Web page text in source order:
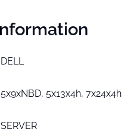
DELL
5x9xNBD, 5x13x4h, 7x24x4h
SERVER